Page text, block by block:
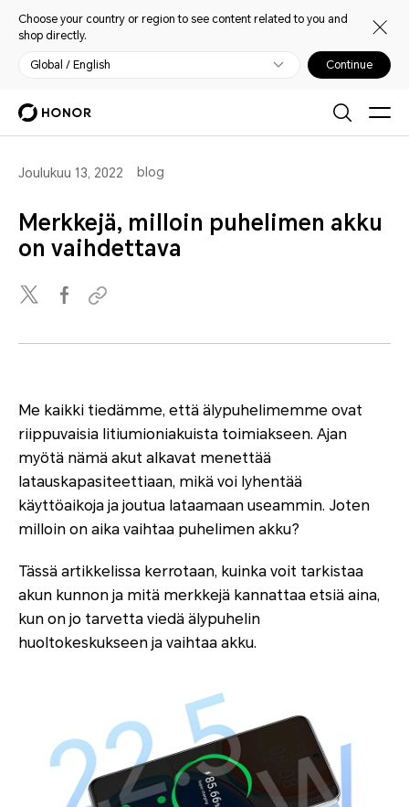
Choose your country or region to see content related to you and
shop directly.
Global / English Continue
Joulukuu 13, 2022 blog
Merkkejä, milloin puhelimen akku
on vaihdettava
Me kaikki tiedämme, että älypuhelimemme ovat
riippuvaisia litiumioniakuista toimiakseen. Ajan
myötä nämä akut alkavat menettää
latauskapasiteettiaan, mikä voi lyhentää
käyttöaikoja ja joutua lataamaan useammin. Joten
milloin on aika vaihtaa puhelimen akku?
Tässä artikkelissa kerrotaan, kuinka voit tarkistaa
akun kunnon ja mitä merkkejä kannattaa etsiä aina,
kun on jo tarvetta viedä älypuhelin
huoltokeskukseen ja vaihtaa akku.